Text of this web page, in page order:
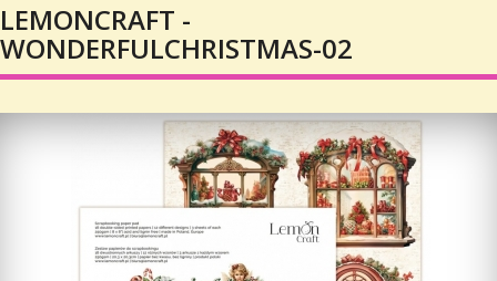
LEMONCRAFT -
WONDERFULCHRISTMAS-02